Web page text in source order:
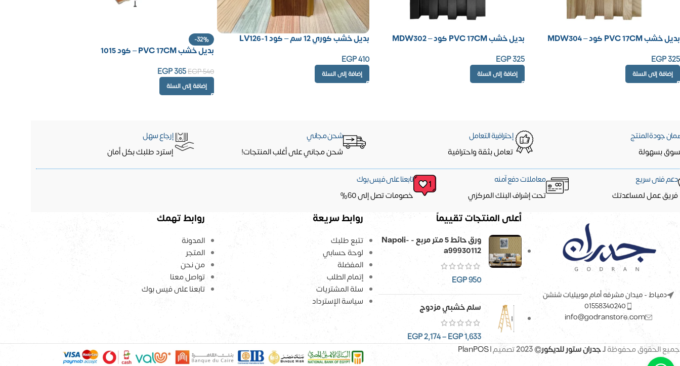
بديل خشب PVC 17CM كود – MDW304
EGP325
إضافة إلى السلة
بديل خشب PVC 17CM كود – MDW302
EGP325
إضافة إلى السلة
بديل خشب كوري 12 سم – كود LV126-1
EGP410
إضافة إلى السلة
-32%
بديل خشب PVC 17CM – كود 1015
EGP540
EGP365
إضافة إلى السلة
جودة المنتج
بسهولة
إحترافية التعامل
تعامل بثقة واحترافية
شحن مجاني
شحن مجاني على أغلب المنتجات!
إرجاع سهل
إسترد طلبك بكل أمان
دعم فنى سريع
فريق عمل لمساعدتك
معاملات دفع آمنه
تحت إشراف البنك المركزي
تابعنا على فيس بوك
خصومات تصل إلى 60%
دمياط - ميدان مشرفه أمام موبيليات شنشن
01558340240
info@godranstore.com
أعلى المنتجات تقييماً
ورق حائط 5 متر مربع - Napoli-
a99930112
EGP950
سلم خشبي مزدوج
EGP1,633
–
EGP2,174
روابط سريعة
تتبع طلبك
لوحة حسابي
المفضلة
إتمام الطلب
سلة المشتريات
سياسة الإسترداد
روابط تهمك
المدونة
المتجر
من نحن
تواصل معنا
تابعنا على فيس بوك
جميع الحقوق محفوظةلـجدران ستور للديكور© 2023 تصميم |